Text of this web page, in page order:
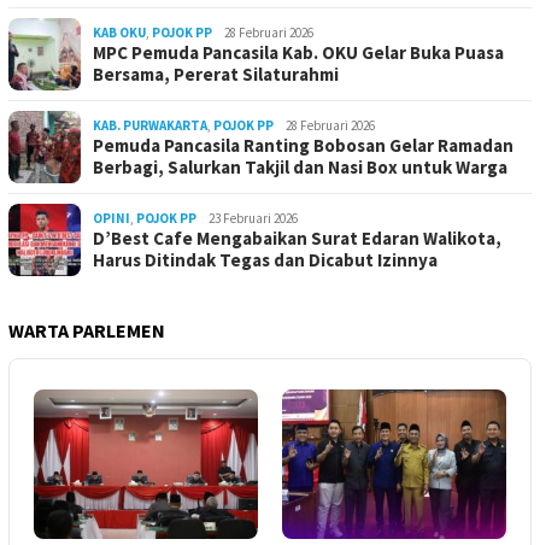
KAB OKU, POJOK PP 28 Februari 2026
MPC Pemuda Pancasila Kab. OKU Gelar Buka Puasa
Bersama, Pererat Silaturahmi
KAB. PURWAKARTA, POJOK PP 28 Februari 2026
Pemuda Pancasila Ranting Bobosan Gelar Ramadan
Berbagi, Salurkan Takjil dan Nasi Box untuk Warga
OPINI, POJOK PP 23 Februari 2026
D’Best Cafe Mengabaikan Surat Edaran Walikota,
Harus Ditindak Tegas dan Dicabut Izinnya
WARTA PARLEMEN